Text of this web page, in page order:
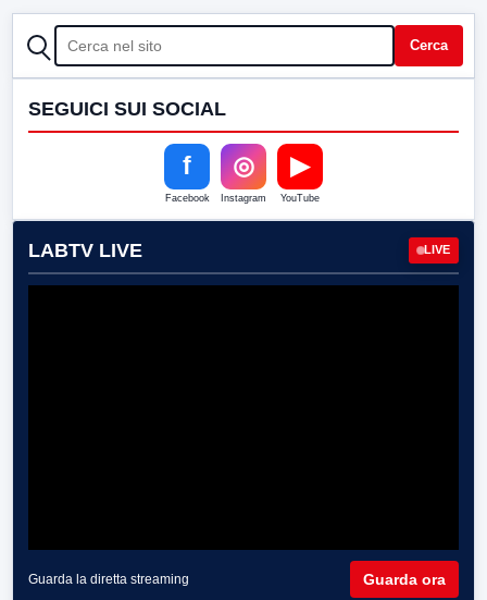
CERCA Cerca
SEGUICI SUI SOCIAL
f
Facebook
◎
Instagram
▶
YouTube
LABTV LIVE LIVE
Guarda la diretta streaming Guarda ora